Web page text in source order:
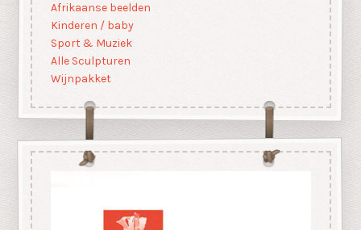
Afrikaanse beelden
Kinderen / baby
Sport & Muziek
Alle Sculpturen
Wijnpakket